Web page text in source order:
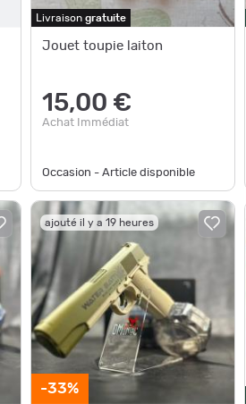
Livraison gratuite
Jouet toupie laiton
15,00 €
Achat Immédiat
Occasion - Article disponible
ajouté il y a 19 heures
-33%